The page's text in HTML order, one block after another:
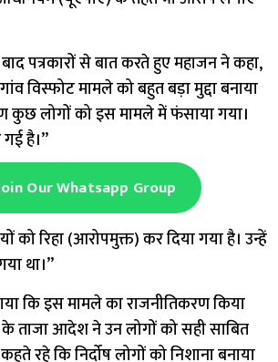
पत्रकारों से बात करते हुए महाजन ने कहा,
विस्फोट मामले को बहुत बड़ा मुद्दा बनाया
कुछ लोगों को इस मामले में फंसाया गया।
है।’’
Our Whatsapp Group
को रिहा (आरोपमुक्त) कर दिया गया है। उन्हें
था।’’
कि इस मामले का राजनीतिकरण किया
ताजा आदेश ने उन लोगों को सही साबित
रहे कि निर्दोष लोगों को निशाना बनाया